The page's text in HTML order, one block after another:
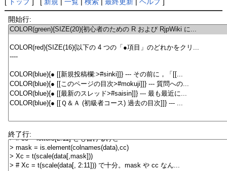
開始行:
終了行: